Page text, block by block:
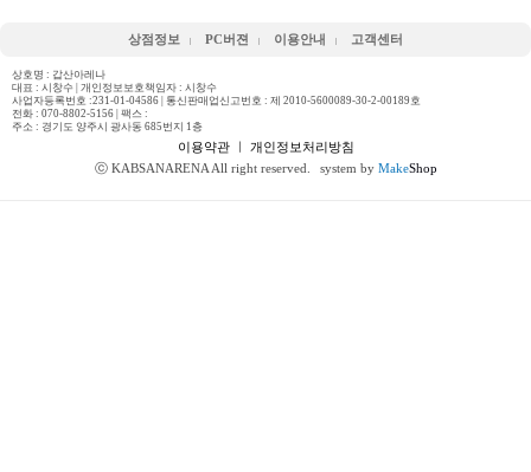
상점정보 PC버젼 이용안내 고객센터
상호명 : 갑산아레나
대표 : 시창수 | 개인정보보호책임자 : 시창수
사업자등록번호 :231-01-04586 | 통신판매업신고번호 : 제 2010-5600089-30-2-00189호
전화 : 070-8802-5156 | 팩스 :
주소 : 경기도 양주시 광사동 685번지 1층
이용약관ㅣ 개인정보처리방침
ⓒ KABSANARENA All right reserved.
system by MakeShop